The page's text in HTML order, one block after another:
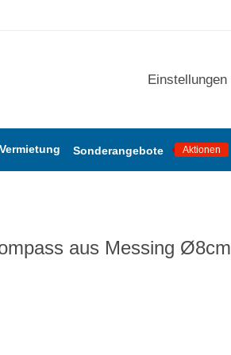
Einstellungen
Sonderangebote Aktionen
aus Messing Ø8cm